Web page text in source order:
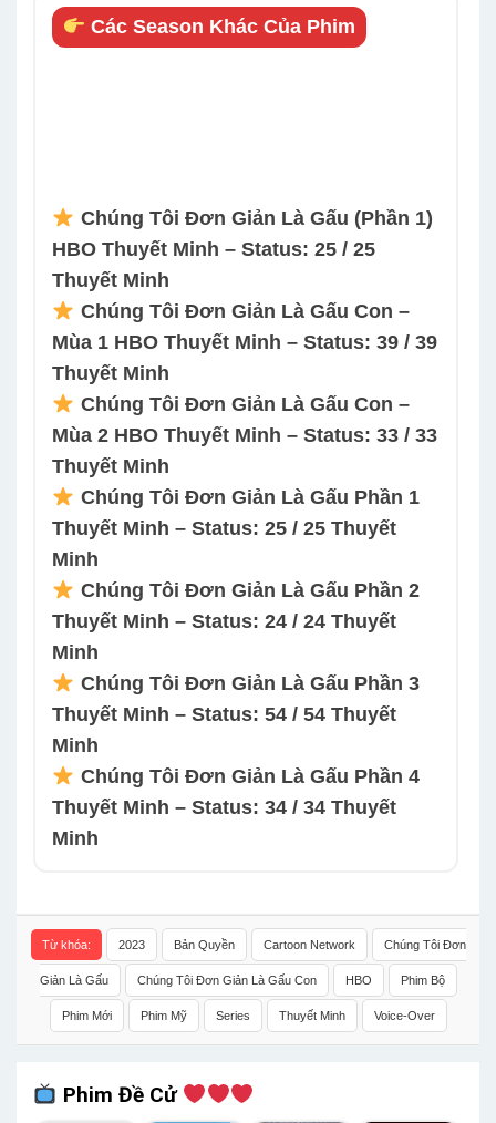
Các Season Khác Của Phim
Chúng Tôi Đơn Giản Là Gấu (Phần 1)
HBO Thuyết Minh – Status: 25 / 25
Thuyết Minh
Chúng Tôi Đơn Giản Là Gấu Con –
Mùa 1 HBO Thuyết Minh – Status: 39 / 39
Thuyết Minh
Chúng Tôi Đơn Giản Là Gấu Con –
Mùa 2 HBO Thuyết Minh – Status: 33 / 33
Thuyết Minh
Chúng Tôi Đơn Giản Là Gấu Phần 1
Thuyết Minh – Status: 25 / 25 Thuyết
Minh
Chúng Tôi Đơn Giản Là Gấu Phần 2
Thuyết Minh – Status: 24 / 24 Thuyết
Minh
Chúng Tôi Đơn Giản Là Gấu Phần 3
Thuyết Minh – Status: 54 / 54 Thuyết
Minh
Chúng Tôi Đơn Giản Là Gấu Phần 4
Thuyết Minh – Status: 34 / 34 Thuyết
Minh
Từ khóa: 2023 Bản Quyền Cartoon Network Chúng Tôi Đơn
Giản Là Gấu Chúng Tôi Đơn Giản Là Gấu Con HBO Phim Bộ
Phim Mới Phim Mỹ Series Thuyết Minh Voice-Over
Phim Đề Cử